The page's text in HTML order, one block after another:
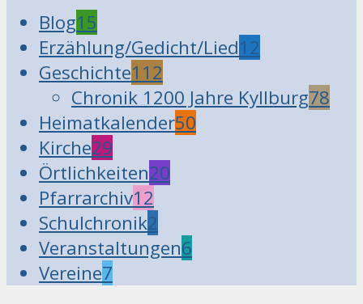
Blog15
Erzählung/Gedicht/Lied12
Geschichte112
Chronik 1200 Jahre Kyllburg78
Heimatkalender50
Kirche29
Örtlichkeiten20
Pfarrarchiv12
Schulchronik2
Veranstaltungen6
Vereine7